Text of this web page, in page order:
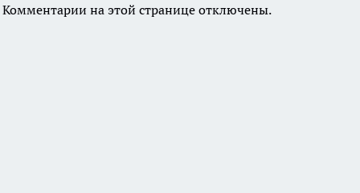
Комментарии на этой странице отключены.